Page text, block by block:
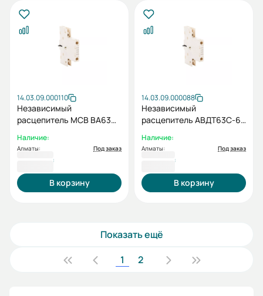
14.03.09.000110
Независимый
расцепитель MCB BA63C-
Наличие:
Алматы: Под заказ
В корзину
14.03.09.000088
Независимый
расцепитель АВДТ63C-6-
Наличие:
Алматы: Под заказ
В корзину
Показать ещё
1
2